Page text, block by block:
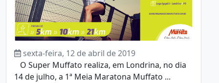
sexta-feira, 12 de abril de 2019
O Super Muffato realiza, em Londrina, no dia
14 de julho, a 1ª Meia Maratona Muffato ...